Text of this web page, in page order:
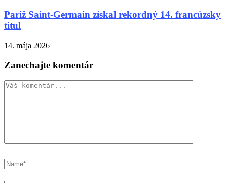
Paríž Saint-Germain získal rekordný 14. francúzsky
titul
14. mája 2026
Zanechajte komentár